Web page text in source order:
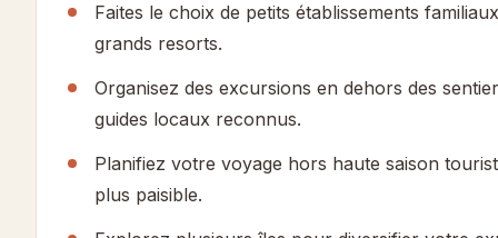
Faites le choix de petits établissements
grands resorts.
Organisez des excursions en dehors des
guides locaux reconnus.
Planifiez votre voyage hors haute saison
plus paisible.